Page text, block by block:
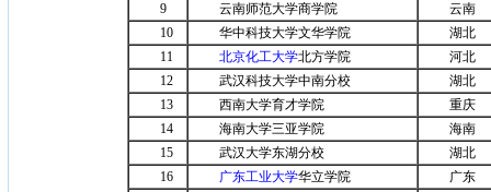
9
云南师范大学商学院
云南
10
华中科技大学文华学院
湖北
11
北京化工大学北方学院
河北
12
武汉科技大学中南分校
湖北
13
西南大学育才学院
重庆
14
海南大学三亚学院
海南
15
武汉大学东湖分校
湖北
16
广东工业大学华立学院
广东